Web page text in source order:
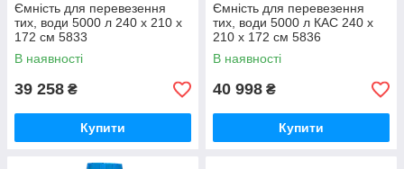
Ємність для перевезення
тих, води 5000 л 240 x 210 х
172 см 5833
В наявності
39 258 ₴
Купити
Ємність для перевезення
тих, води 5000 л КАС 240 x
210 х 172 см 5836
В наявності
40 998 ₴
Купити